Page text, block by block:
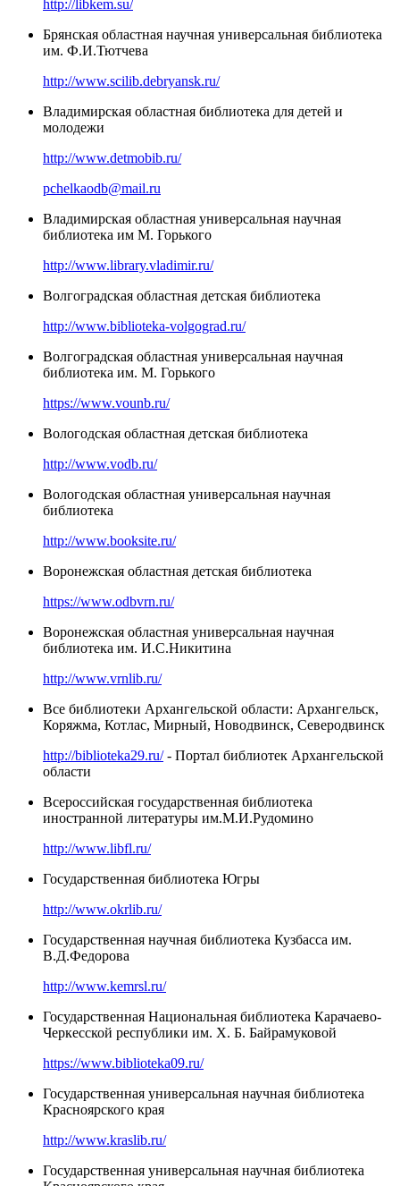
http://libkem.su/
Брянская областная научная универсальная библиотека
им. Ф.И.Тютчева
http://www.scilib.debryansk.ru/
Владимирская областная библиотека для детей и
молодежи
http://www.detmobib.ru/
pchelkaodb@mail.ru
Владимирская областная универсальная научная
библиотека им М. Горького
http://www.library.vladimir.ru/
Волгоградская областная детская библиотека
http://www.biblioteka-volgograd.ru/
Волгоградская областная универсальная научная
библиотека им. М. Горького
https://www.vounb.ru/
Вологодская областная детская библиотека
http://www.vodb.ru/
Вологодская областная универсальная научная
библиотека
http://www.booksite.ru/
Воронежская областная детская библиотека
https://www.odbvrn.ru/
Воронежская областная универсальная научная
библиотека им. И.С.Никитина
http://www.vrnlib.ru/
Все библиотеки Архангельской области: Архангельск,
Коряжма, Котлас, Мирный, Новодвинск, Северодвинск
http://biblioteka29.ru/- Портал библиотек Архангельской
области
Всероссийская государственная библиотека
иностранной литературы им.М.И.Рудомино
http://www.libfl.ru/
Государственная библиотека Югры
http://www.okrlib.ru/
Государственная научная библиотека Кузбасса им.
В.Д.Федорова
http://www.kemrsl.ru/
Государственная Национальная библиотека Карачаево-
Черкесской республики им. Х. Б. Байрамуковой
https://www.biblioteka09.ru/
Государственная универсальная научная библиотека
Красноярского края
http://www.kraslib.ru/
Государственная универсальная научная библиотека